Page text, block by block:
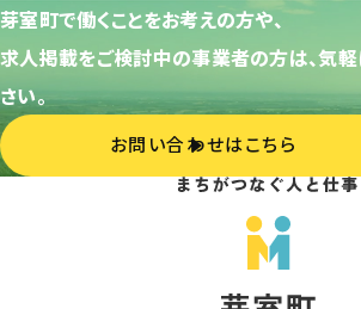
芽室町で働くことをお考えの方や、
求人掲載をご検討中の事業者の方は、気
さい。
お問い合わせはこちら